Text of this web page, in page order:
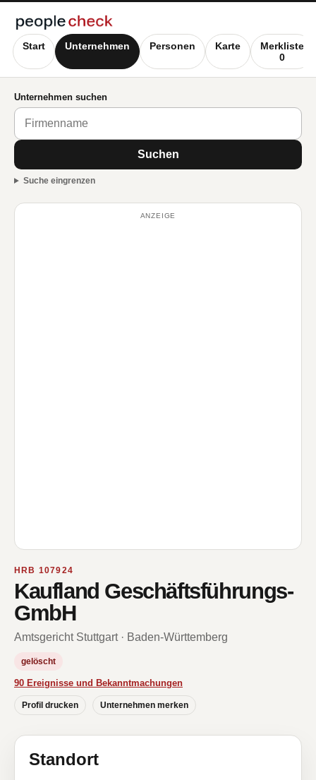
Start Unternehmen Personen Karte
Merkliste
0
Unternehmen suchen
Suchen
Suche eingrenzen
ANZEIGE
HRB 107924
Kaufland Geschäftsführungs-
GmbH
Amtsgericht Stuttgart · Baden-Württemberg
gelöscht
90 Ereignisse und Bekanntmachungen
Profil drucken Unternehmen merken
Standort